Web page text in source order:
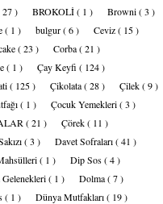
27 ) BROKOLİ( 1 ) Browni( 3 )
( 1 ) bulgur( 6 ) Ceviz( 15 )
( 23 ) Corba( 21 )
( 1 ) Çay Keyfi ( 124 )
( 125 ) Çikolata( 28 ) Çilek( 9 )
( 1 ) Çocuk Yemekleri( 3 )
( 21 ) Çörek( 11 )
( 3 ) Davet Sofraları( 41 )
( 1 ) Dip Sos( 4 )
( 1 ) Dolma( 7 )
( 1 ) Dünya Mutfakları( 19 )